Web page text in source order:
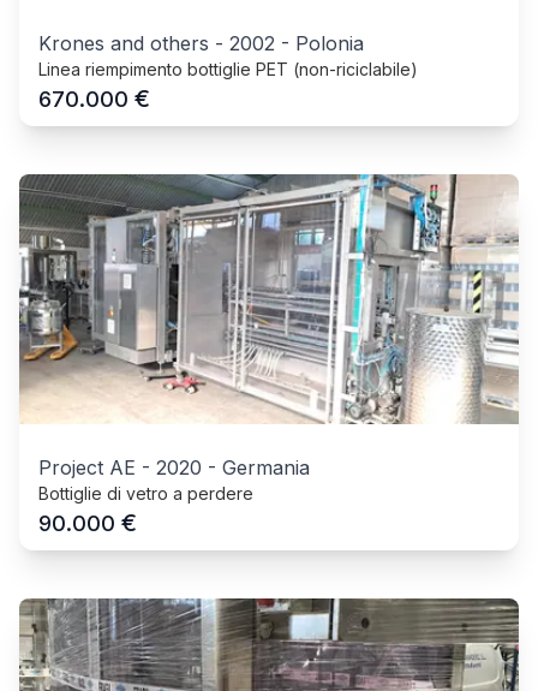
Krones and others - 2002 - Polonia
Linea riempimento bottiglie PET (non-riciclabile)
670.000 €
Project AE - 2020 - Germania
Bottiglie di vetro a perdere
90.000 €